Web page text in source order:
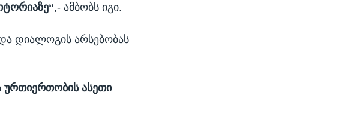
,- ამბობს იგი.
და დიალოგის არსებობას
ურთიერთობის ასეთი